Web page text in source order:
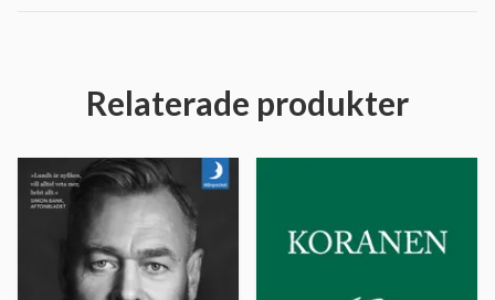
Relaterade produkter